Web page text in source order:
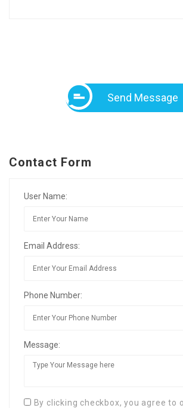
Send Message
Contact Form
User Name:
Email Address:
Phone Number:
Message:
By clicking checkbox, you agree to